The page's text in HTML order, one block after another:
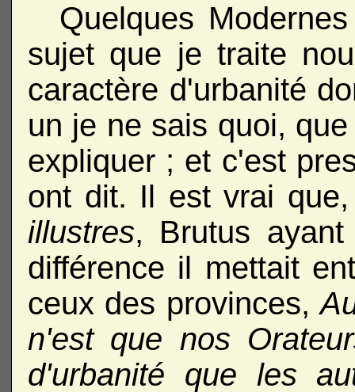
Quelques
sujet que je traite
caractère d'urbanité
un je ne sais quoi,
expliquer ; et c'est
ont dit. Il est vrai
illustres, Brutus
différence il mettait
ceux des provinces,
n'est que nos
d'urbanité que les